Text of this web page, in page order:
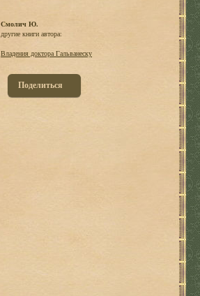
Смолич Ю.
другие книги автора:
Владения доктора Гальванеску
Поделиться